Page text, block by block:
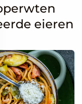
eieren